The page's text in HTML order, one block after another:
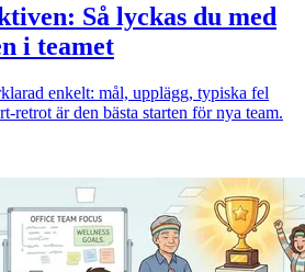
Så lyckas du med
i teamet
enkelt: mål, upplägg, typiska fel
retrot är den bästa starten för nya team.